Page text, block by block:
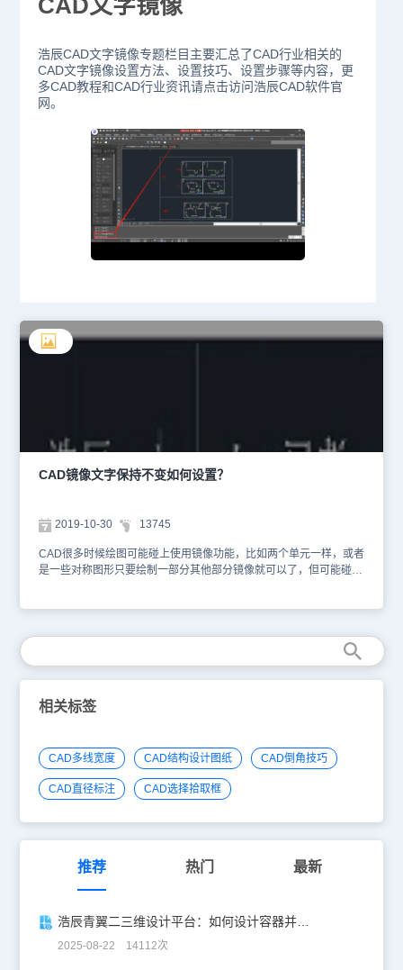
CAD文字镜像
浩辰CAD文字镜像专题栏目主要汇总了CAD行业相关的
CAD文字镜像设置方法、设置技巧、设置步骤等内容，更
多CAD教程和CAD行业资讯请点击访问浩辰CAD软件官
网。
CAD镜像文字保持不变如何设置？
2019-10-30 13745
CAD很多时候绘图可能碰上使用镜像功能，比如两个单元一样，或者
是一些对称图形只要绘制一部分其他部分镜像就可以了，但可能碰到
但CAD镜像命令是考虑到文字方面问题，有单独设置改动为可读的。
有一下模具行业就是印章之类反过来，也是可以不可读有用的。 我
们实际需要 操作具体方法：使用命令mirrtext，把值设置为1时，表示
镜像时文字旋转，设置成0时，表示镜像过来的文字不旋转。 其实
很多的类似问题都是跟相关变量设置有关系的，只要简单的设置一下
即可达到我们想要的效果。大家如果不熟悉，可以多咨询和查找资
相关标签
CAD多线宽度 CAD结构设计图纸 CAD倒角技巧
CAD直径标注 CAD选择拾取框
推荐 热门 最新
浩辰青翼二三维设计平台：如何设计容器并计算其体积
2025-08-22 14112次